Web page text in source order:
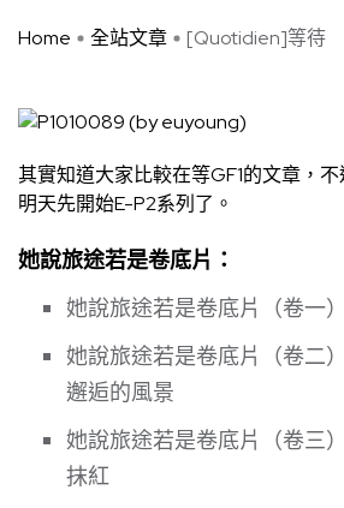
Home 全站文章 [Quotidien]等待
其實知道大家比較在等GF1的文章，
明天先開始E-P2系列了。
她說旅途若是卷底片：
她說旅途若是卷底片（卷一
她說旅途若是卷底片（卷二
邂逅的風景
她說旅途若是卷底片（卷三
抹紅